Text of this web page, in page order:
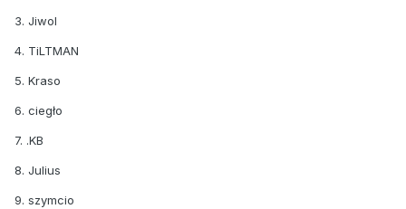
3. Jiwol
4. TiLTMAN
5. Kraso
6. ciegło
7. .KB
8. Julius
9. szymcio